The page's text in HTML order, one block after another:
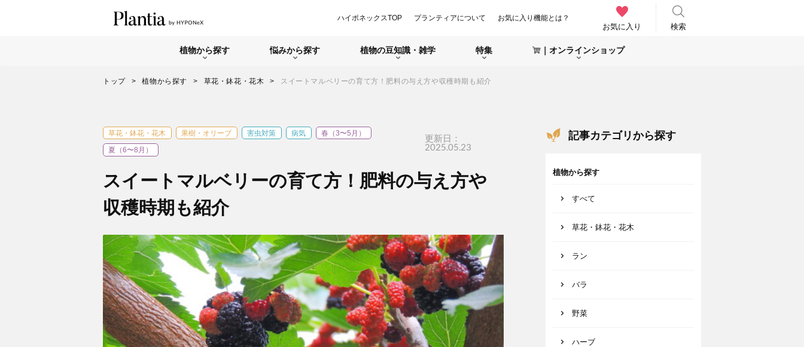
ハイポネックスTOP プランティアについて お気に入り機能とは？
お気に入り 検索
植物から探す 悩みから探す 植物の豆知識・雑学 特集 ｜オンラインショップ
トップ 植物から探す 草花・鉢花・花木 スイートマルベリーの育て方！肥料の与え方や収穫時期も紹介
更新日：
2025.05.23
草花・鉢花・花木 果樹・オリーブ 害虫対策 病気 春（3〜5月）
夏（6〜8月）
スイートマルベリーの育て方！肥料の与え方や
収穫時期も紹介
記事カテゴリから探す
植物から探す
すべて
草花・鉢花・花木
ラン
バラ
野菜
ハーブ